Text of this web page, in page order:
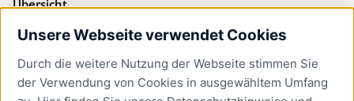
Unsere Webseite verwendet Cookies
Durch die weitere Nutzung der Webseite stimmen Sie
der Verwendung von Cookies in ausgewähltem Umfang
Übersicht
Bürgerservice
Presse
Newsletter Lübeck:kompakt